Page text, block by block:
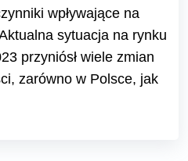
wpływające na
sytuacja na rynku
przyniósł wiele zmian
zarówno w Polsce, jak